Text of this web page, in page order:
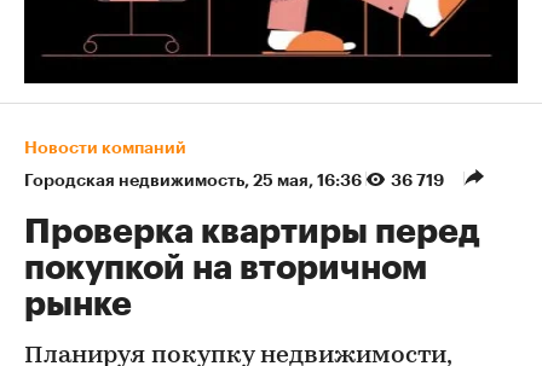
Новости компаний
Городская недвижимость⁠, 25 мая, 16:36 36 719
Проверка квартиры перед
покупкой на вторичном
рынке
Планируя покупку недвижимости,